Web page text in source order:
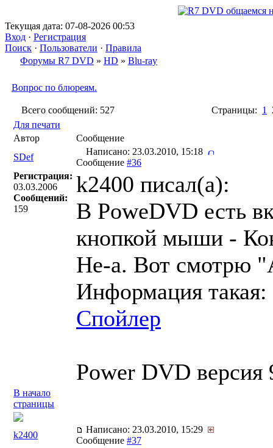
Текущая дата: 07-08-2026 00:53
Вход · Регистрация
Поиск · Пользователи · Правила
Форумы R7 DVD » HD » Blu-ray
Вопрос по блюреям.
Всего сообщений: 527 Страницы: 1
Для печати
Автор
Сообщение
SDef
Написано: 23.03.2010, 15:18
Сообщение #36
Регистрация:
03.03.2006
Сообщений:
159
k2400 писал(a):
В PoweDVD есть
кнопкой мыши -
Не-а. Вот смотрю
Информация такая:
Спойлер
Power DVD версия
В начало
страницы
k2400
Написано: 23.03.2010, 15:29
Сообщение #37